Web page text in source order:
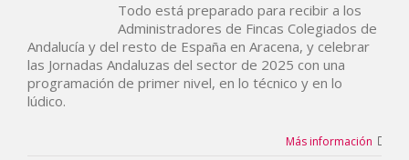
Todo está preparado para recibir a los
Administradores de Fincas Colegiados de
Andalucía y del resto de España en Aracena, y celebrar
las Jornadas Andaluzas del sector de 2025 con una
programación de primer nivel, en lo técnico y en lo
lúdico.
Más información